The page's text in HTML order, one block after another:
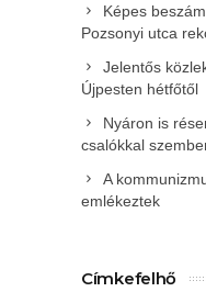
Képes
Pozsonyi utca
Jelentős
Újpesten hétfőtől
Nyáron is
csalókkal
A
emlékeztek
Címkefelhő